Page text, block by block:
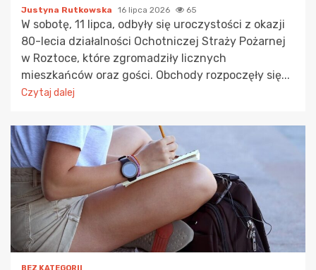
Justyna Rutkowska 16 lipca 2026 65
W sobotę, 11 lipca, odbyły się uroczystości z okazji
80-lecia działalności Ochotniczej Straży Pożarnej
w Roztoce, które zgromadziły licznych
mieszkańców oraz gości. Obchody rozpoczęły się...
Czytaj dalej